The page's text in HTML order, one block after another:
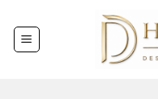
đến
nội